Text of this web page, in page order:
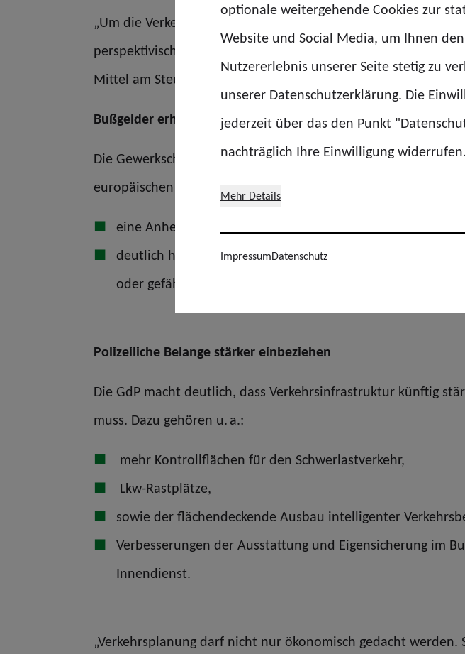
„Um die Verkehrssicherheit und die Sicherheit unserer
perspektivisch der Nulltoleranz-Ansatz. Das heißt, dass es
Mittel am Steuer rigoros zu verbieten“, ergänzte Kopelke.
Bußgelder erhöhen – Deutschland darf kein
Die Gewerkschaft sieht erheblichen Nachholbedarf bei den
europäischen Vergleich deutlich zurück – darunter leidet
eine Anhebung der Bußgelder mindestens auf
deutlich höhere Strafen für besonders gefährliche
oder gefährdendes Verhalten an Einsatz- und Arbeitsstellen.
Polizeiliche Belange stärker einbeziehen
Die GdP macht deutlich, dass Verkehrsinfrastruktur künftig
muss. Dazu gehören u. a.:
mehr Kontrollflächen für den Schwerlastverkehr,
Lkw-Rastplätze,
sowie der flächendeckende Ausbau intelligenter
Verbesserungen der Ausstattung und Eigensicherung im
Innendienst.
„Verkehrsplanung darf nicht nur ökonomisch gedacht
optionale weitergehende Cookies zur
Website und Social Media, um Ihnen
Nutzererlebnis unserer Seite stetig zu
unserer Datenschutzerklärung. Die
jederzeit über das den Punkt
nachträglich Ihre Einwilligung widerrufen.
Mehr Details
ImpressumDatenschutz